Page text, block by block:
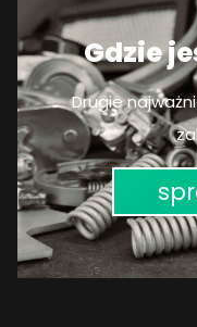
Gdzie
Drugie